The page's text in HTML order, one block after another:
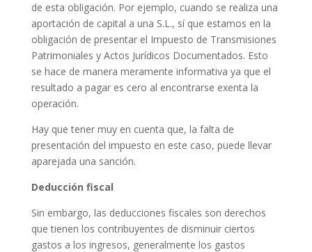
de esta obligación. Por ejemplo, cuando se realiza una
aportación de capital a una S.L., sí que estamos en la
obligación de presentar el Impuesto de Transmisiones
Patrimoniales y Actos Jurídicos Documentados. Esto
se hace de manera meramente informativa ya que el
resultado a pagar es cero al encontrarse exenta la
operación.
Hay que tener muy en cuenta que, la falta de
presentación del impuesto en este caso, puede llevar
aparejada una sanción.
Deducción fiscal
Sin embargo, las deducciones fiscales son derechos
que tienen los contribuyentes de disminuir ciertos
gastos a los ingresos, generalmente los gastos